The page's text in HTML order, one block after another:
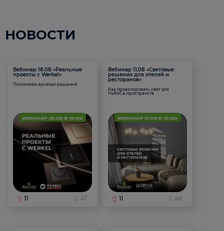
НОВОСТИ
Вебинар 18.08 «Реальные
проекты с Werkel»
Пополняем арсенал решений
11 47
Вебинар 11.08 «Световые
решения для отелей и
ресторанов»
Как проектировать свет для
HoReCa-пространств
11 46